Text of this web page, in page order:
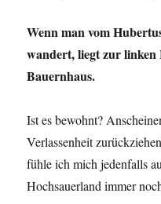
Wenn man vom
wandert, liegt zur linken
Bauernhaus.
Ist es bewohnt?
Verlassenheit
fühle ich mich jedenfalls
Hochsauerland immer